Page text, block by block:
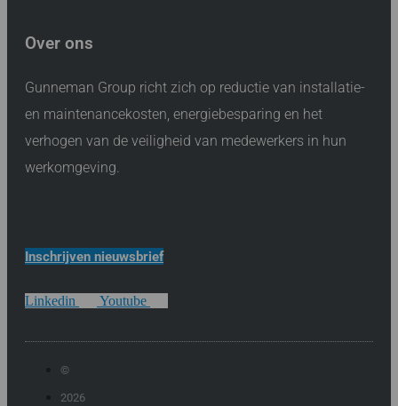
Over ons
Gunneman Group richt zich op reductie van installatie-
en maintenancekosten, energiebesparing en het
verhogen van de veiligheid van medewerkers in hun
werkomgeving.
Inschrijven nieuwsbrief
Linkedin Youtube
©
2026